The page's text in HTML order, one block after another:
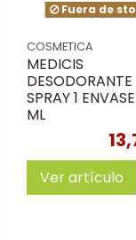
Fuera de
COSMETICA
MEDICIS
DESODORANTE
SPRAY 1
ML
Ver artículo